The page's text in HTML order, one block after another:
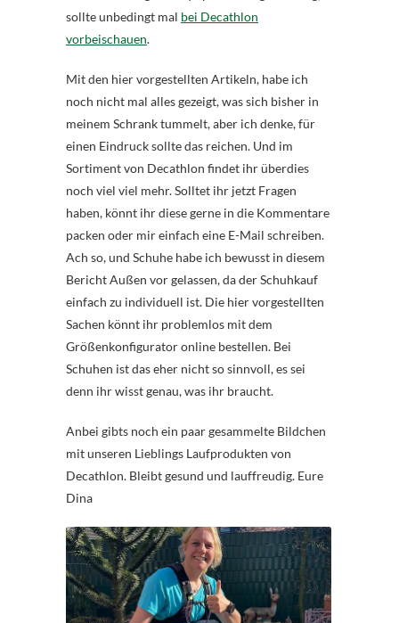
sollte unbedingt mal bei Decathlon
vorbeischauen.
Mit den hier vorgestellten Artikeln, habe ich
noch nicht mal alles gezeigt, was sich bisher in
meinem Schrank tummelt, aber ich denke, für
einen Eindruck sollte das reichen. Und im
Sortiment von Decathlon findet ihr überdies
noch viel viel mehr. Solltet ihr jetzt Fragen
haben, könnt ihr diese gerne in die Kommentare
packen oder mir einfach eine E-Mail schreiben.
Ach so, und Schuhe habe ich bewusst in diesem
Bericht Außen vor gelassen, da der Schuhkauf
einfach zu individuell ist. Die hier vorgestellten
Sachen könnt ihr problemlos mit dem
Größenkonfigurator online bestellen. Bei
Schuhen ist das eher nicht so sinnvoll, es sei
denn ihr wisst genau, was ihr braucht.
Anbei gibts noch ein paar gesammelte Bildchen
mit unseren Lieblings Laufprodukten von
Decathlon. Bleibt gesund und lauffreudig. Eure
Dina